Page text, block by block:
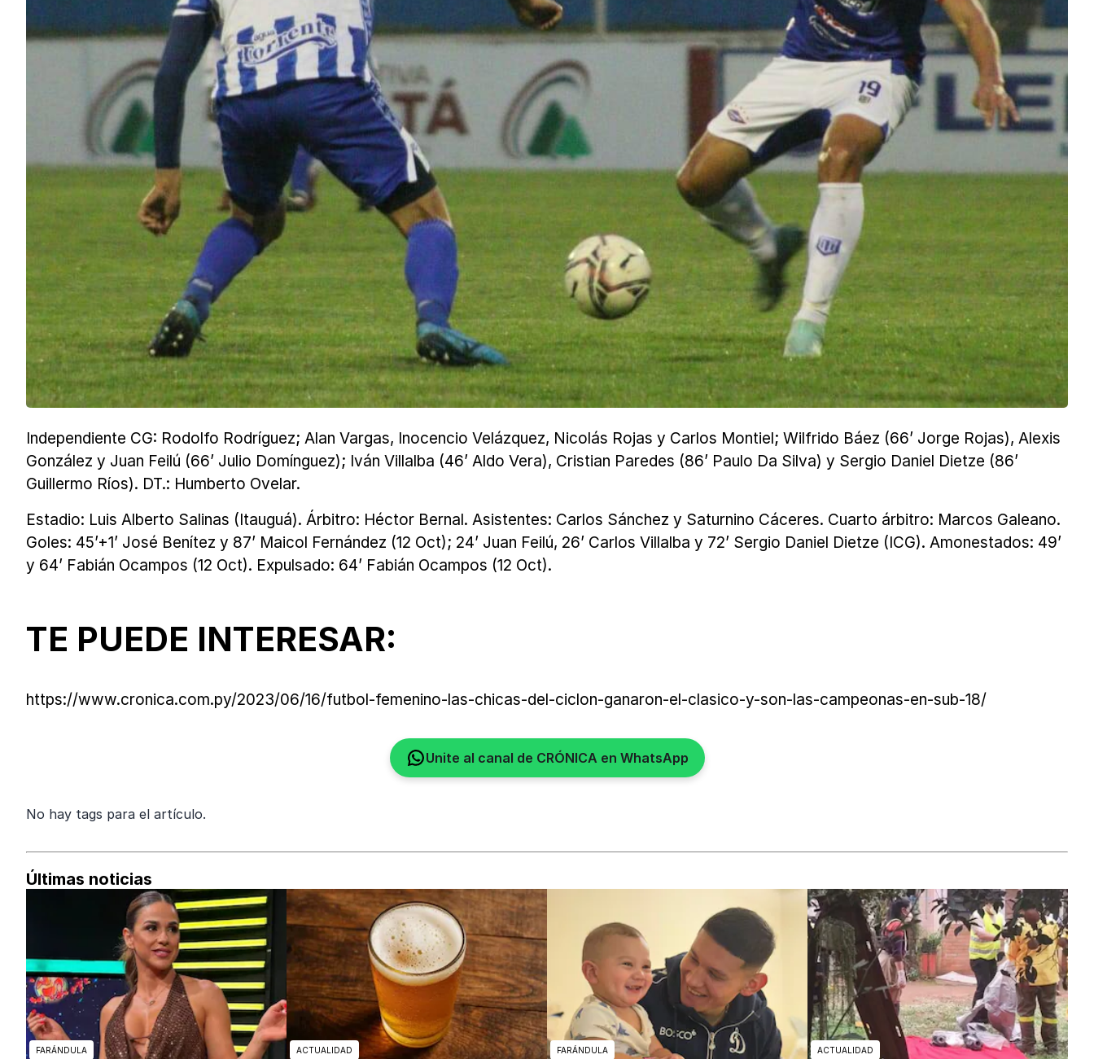
Independiente CG: Rodolfo Rodríguez; Alan Vargas, Inocencio Velázquez, Nicolás Rojas y Carlos Montiel; Wilfrido Báez (66’ Jorge Rojas), Alexis
González y Juan Feilú (66’ Julio Domínguez); Iván Villalba (46’ Aldo Vera), Cristian Paredes (86’ Paulo Da Silva) y Sergio Daniel Dietze (86’
Guillermo Ríos). DT.: Humberto Ovelar.
Estadio: Luis Alberto Salinas (Itauguá). Árbitro: Héctor Bernal. Asistentes: Carlos Sánchez y Saturnino Cáceres. Cuarto árbitro: Marcos Galeano.
Goles: 45’+1’ José Benítez y 87’ Maicol Fernández (12 Oct); 24’ Juan Feilú, 26’ Carlos Villalba y 72’ Sergio Daniel Dietze (ICG). Amonestados: 49’
y 64’ Fabián Ocampos (12 Oct). Expulsado: 64’ Fabián Ocampos (12 Oct).
TE PUEDE INTERESAR:
https://www.cronica.com.py/2023/06/16/futbol-femenino-las-chicas-del-ciclon-ganaron-el-clasico-y-son-las-campeonas-en-sub-18/
Unite al canal de CRÓNICA en WhatsApp
No hay tags para el artículo.
Últimas noticias
FARÁNDULA ACTUALIDAD FARÁNDULA ACTUALIDAD